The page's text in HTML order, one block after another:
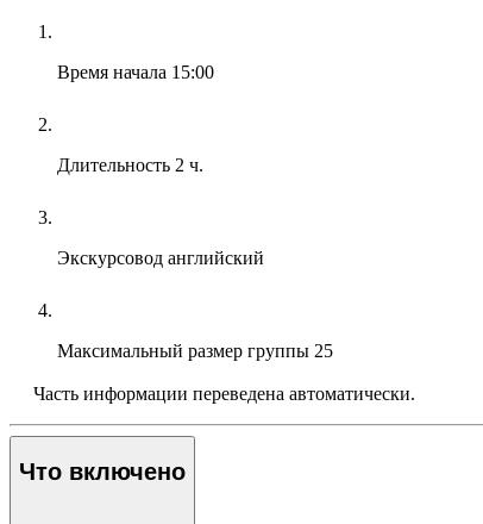
Время начала 15:00
Длительность 2 ч.
Экскурсовод английский
Максимальный размер группы 25
Часть информации переведена автоматически.
Что включено